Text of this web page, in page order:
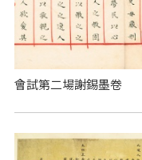
會試第二場謝錫墨卷